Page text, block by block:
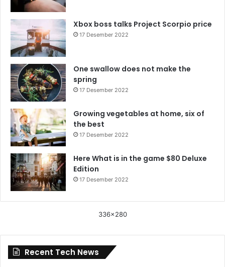
Xbox boss talks Project Scorpio price
17 Desember 2022
One swallow does not make the
spring
17 Desember 2022
Growing vegetables at home, six of
the best
17 Desember 2022
Here What is in the game $80 Deluxe
Edition
17 Desember 2022
336x280
Recent Tech News